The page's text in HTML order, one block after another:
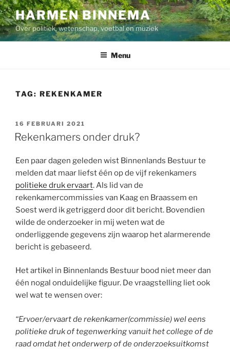
Ga
naar
de
inhoud
HARMEN BINNEMA
Over politiek, wetenschap, voetbal en muziek
Menu
TAG: REKENKAMER
GEPLAATST
OP
16 FEBRUARI 2021
Rekenkamers onder druk?
Een paar dagen geleden wist Binnenlands Bestuur te
melden dat maar liefst één op de vijf rekenkamers
politieke druk ervaart. Als lid van de
rekenkamercommissies van Kaag en Braassem en
Soest werd ik getriggerd door dit bericht. Bovendien
wilde de onderzoeker in mij weten wat de
onderliggende gegevens zijn waarop het alarmerende
bericht is gebaseerd.
Het artikel in Binnenlands Bestuur bood niet meer dan
één nogal onduidelijke figuur. De vraagstelling liet ook
wel wat te wensen over:
“Ervoer/ervaart de rekenkamer(commissie) wel eens
politieke druk of tegenwerking vanuit het college of de
raad omdat het onderwerp of de onderzoeksuitkomst